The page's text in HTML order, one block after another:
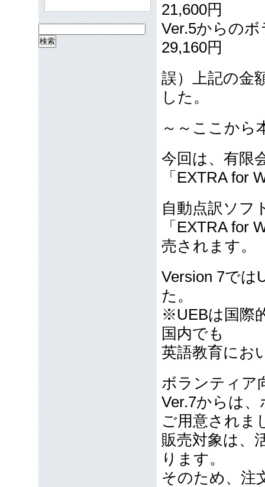
21,600円
Ver.5からの
29,160円
誤）上記の金
した。
～～ここから
今回は、有限
「EXTRA for
自動点訳ソフ
「EXTRA for
売されます。
Version 7では
た。
※UEBは国際
国内でも
英語教育にお
ボランティア
Ver.7からは
ご用意されま
販売対象は、
ります。
そのため、注
索: